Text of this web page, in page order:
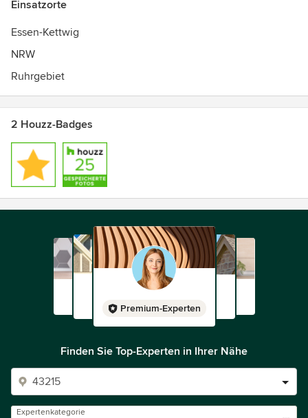
Einsatzorte
Essen-Kettwig
NRW
Ruhrgebiet
2 Houzz-Badges
Premium-Experten
Finden Sie Top-Experten in Ihrer Nähe
Expertenkategorie